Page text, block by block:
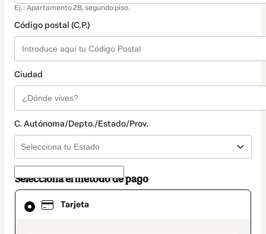
Ej.: Apartamento 2B, segundo piso.
Código postal (C.P.)
Ciudad
C. Autónoma/Depto./Estado/Prov.
Selecciona el método de pago
Tarjeta
El
método